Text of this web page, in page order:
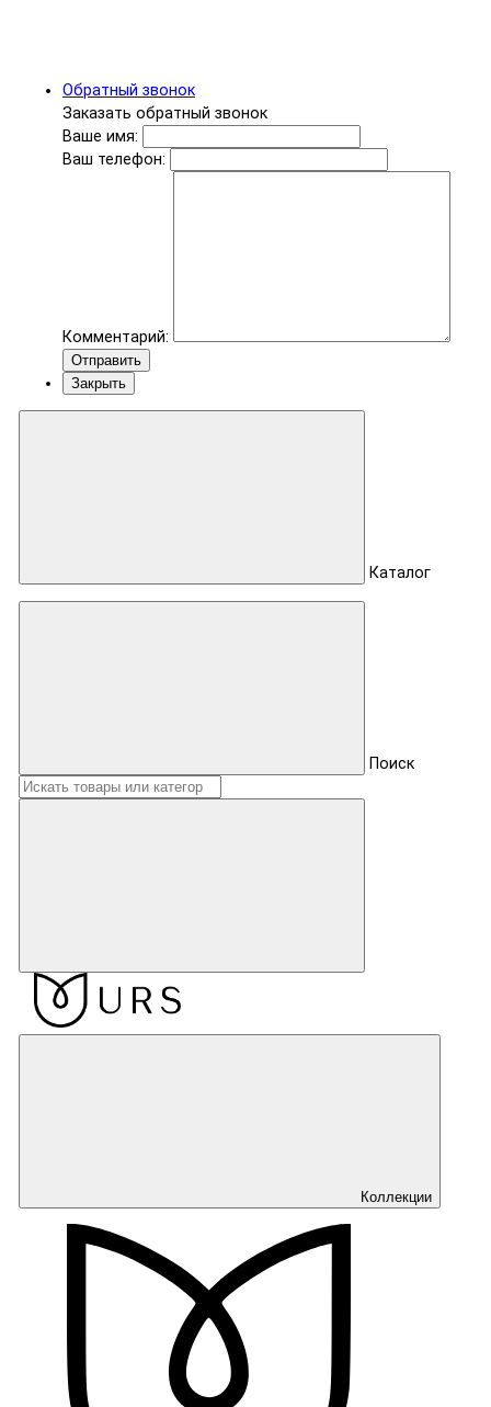
Обратный звонок
Заказать обратный звонок
Ваше имя:
Ваш телефон:
Комментарий:
Отправить
Закрыть
Каталог
Поиск
Коллекции